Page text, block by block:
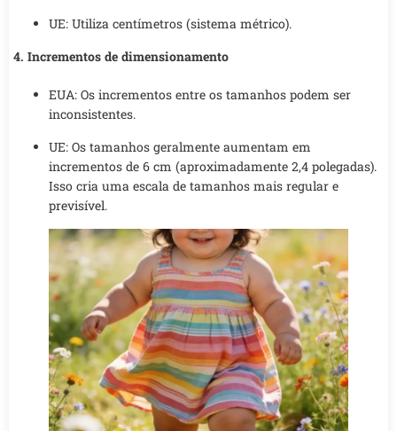
UE: Utiliza centímetros (sistema métrico).
4. Incrementos de dimensionamento
EUA: Os incrementos entre os tamanhos podem ser
inconsistentes.
UE: Os tamanhos geralmente aumentam em
incrementos de 6 cm (aproximadamente 2,4 polegadas).
Isso cria uma escala de tamanhos mais regular e
previsível.